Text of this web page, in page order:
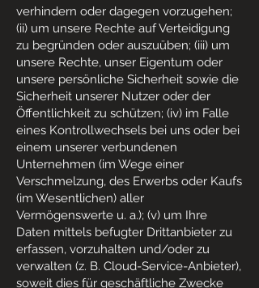
verhindern oder dagegen vorzugehen;
(ii) um unsere Rechte auf Verteidigung
zu begründen oder auszuüben; (iii) um
unsere Rechte, unser Eigentum oder
unsere persönliche Sicherheit sowie die
Sicherheit unserer Nutzer oder der
Öffentlichkeit zu schützen; (iv) im Falle
eines Kontrollwechsels bei uns oder bei
einem unserer verbundenen
Unternehmen (im Wege einer
Verschmelzung, des Erwerbs oder Kaufs
(im Wesentlichen) aller
Vermögenswerte u. a.); (v) um Ihre
Daten mittels befugter Drittanbieter zu
erfassen, vorzuhalten und/oder zu
verwalten (z. B. Cloud-Service-Anbieter),
soweit dies für geschäftliche Zwecke